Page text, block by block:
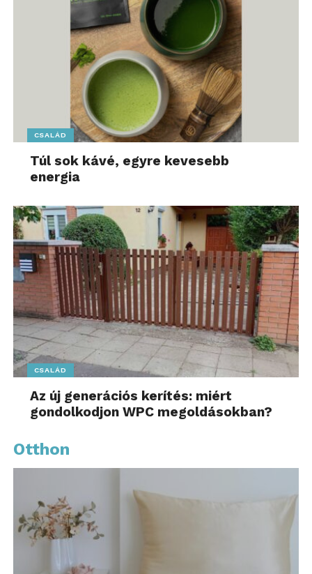
CSALÁD
Túl sok kávé, egyre kevesebb
energia
CSALÁD
Az új generációs kerítés: miért
gondolkodjon WPC megoldásokban?
Otthon